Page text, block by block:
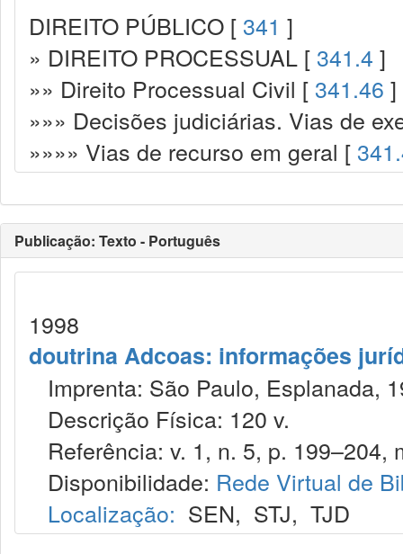
DIREITO PÚBLICO [ 341 ]
» DIREITO PROCESSUAL [ 341.4 ]
»» Direito Processual Civil [ 341.46 ]
»»» Decisões judiciárias. Vias de
»»»» Vias de recurso em geral [
Publicação: Texto - Português
1998
doutrina Adcoas: informações
Imprenta: São Paulo, Esplanada,
Descrição Física: 120 v.
Referência: v. 1, n. 5, p. 199–204,
Disponibilidade: Rede Virtual de
Localização: SEN, STJ, TJD